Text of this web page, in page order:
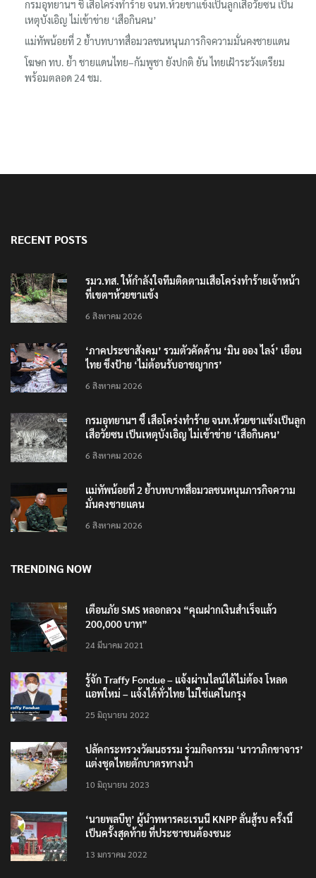
กรมอุทยานฯ ชี้ เสือโคร่งทำร้าย จนท.ห้วยขาแข้งเป็นลูกเสือวัยซน เป็น
เหตุบังเอิญ ไม่เข้าข่าย ‘เสือกินคน’
แม่ทัพน้อยที่ 2 ย้ำบทบาทสื่อมวลชนหนุนภารกิจความมั่นคงชายแดน
โฆษก ทบ. ย้ำ ชายแดนไทย–กัมพูชา ยังปกติ ยัน ไทยเฝ้าระวังเตรียม
พร้อมตลอด 24 ชม.
RECENT POSTS
รมว.ทส. ให้กำลังใจทีมติดตามเสือโคร่งทำร้ายเจ้าหน้า
ที่เขตฯห้วยขาแข้ง
6 สิงหาคม 2026
‘ภาคประชาสังคม’ รวมตัวคัดค้าน ‘มิน ออง ไลง์’ เยือน
ไทย ขึงป้าย ‘ไม่ต้อนรับอาชญากร’
6 สิงหาคม 2026
กรมอุทยานฯ ชี้ เสือโคร่งทำร้าย จนท.ห้วยขาแข้งเป็นลูก
เสือวัยซน เป็นเหตุบังเอิญ ไม่เข้าข่าย ‘เสือกินคน’
6 สิงหาคม 2026
แม่ทัพน้อยที่ 2 ย้ำบทบาทสื่อมวลชนหนุนภารกิจความ
มั่นคงชายแดน
6 สิงหาคม 2026
TRENDING NOW
เตือนภัย SMS หลอกลวง “คุณฝากเงินสำเร็จแล้ว
200,000 บาท”
24 มีนาคม 2021
รู้จัก Traffy Fondue – แจ้งผ่านไลน์ได้ไม่ต้อง โหลด
แอพใหม่ – แจ้งได้ทั่วไทย ไม่ใช่แค่ในกรุง
25 มิถุนายน 2022
ปลัดกระทรวงวัฒนธรรม ร่วมกิจกรรม ‘นาวาภิกขาจาร’
แต่งชุดไทยตักบาตรทางน้ำ
10 มิถุนายน 2023
‘นายพลบีทู’ ผู้นำทหารคะเรนนี KNPP ลั่นสู้รบ ครั้งนี้
เป็นครั้งสุดท้าย ที่ประชาชนต้องชนะ
13 มกราคม 2022